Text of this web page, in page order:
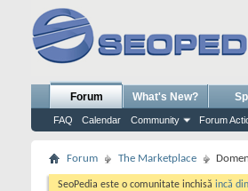
Forum
FAQ Calendar Community Forum
What's New?
Forum The Marketplace
SeoPedia este o comunitate inchisă incă